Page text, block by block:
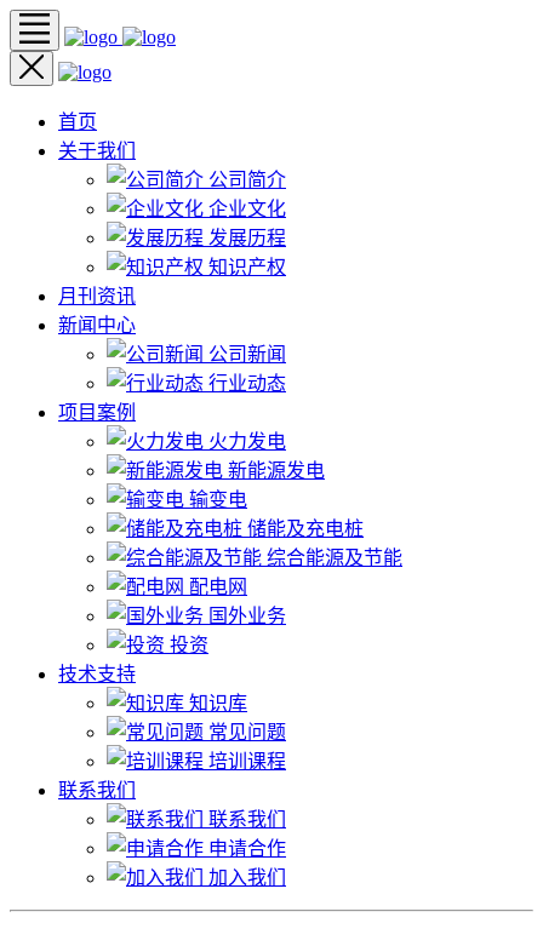
首页
关于我们
公司简介
企业文化
发展历程
知识产权
月刊资讯
新闻中心
公司新闻
行业动态
项目案例
火力发电
新能源发电
输变电
储能及充电桩
综合能源及节能
配电网
国外业务
投资
技术支持
知识库
常见问题
培训课程
联系我们
联系我们
申请合作
加入我们